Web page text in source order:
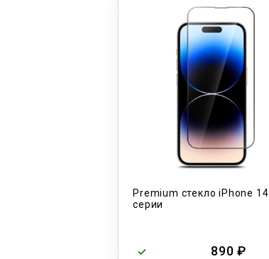
Premium стекло iPhone 14
серии
890 ₽